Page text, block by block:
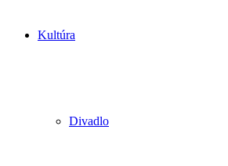
Kultúra
Divadlo